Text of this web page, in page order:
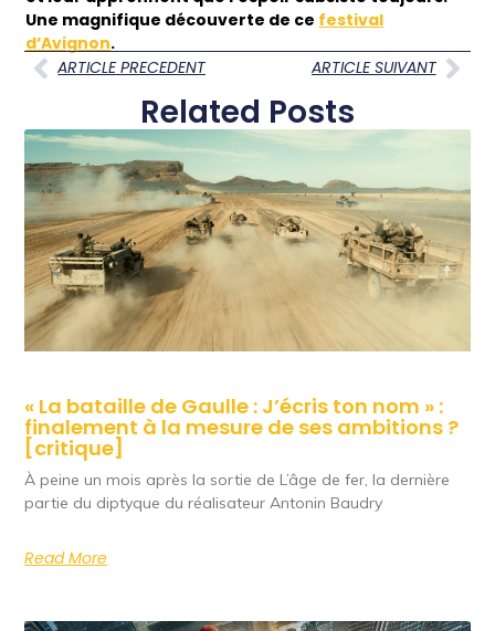
Une magnifique découverte de ce festival
d’Avignon.
ARTICLE PRECEDENT
ARTICLE SUIVANT
Related Posts
« La bataille de Gaulle : J’écris ton nom » :
finalement à la mesure de ses ambitions ?
[critique]
À peine un mois après la sortie de L’âge de fer, la dernière
partie du diptyque du réalisateur Antonin Baudry
Read More